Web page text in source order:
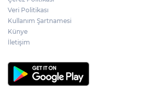
Veri Politikası
Kullanım Şartnamesi
Künye
İletişim